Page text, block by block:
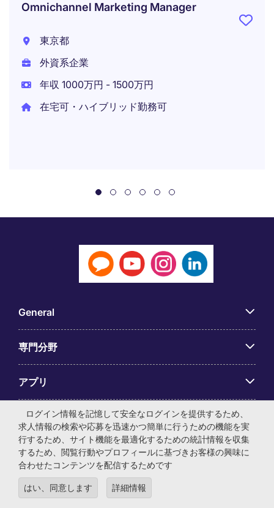
Omnichannel Marketing Manager
東京都
外資系企業
年収 1000万円 - 1500万円
在宅可・ハイブリッド勤務可
General
専門分野
アプリ
Employer Centre
© マイケル・ペイジ・インターナショナル・ジャパン株式会
社 法人番号：0104-01-043253 本社所在地：〒105-0001 東
ログイン情報を記憶して安全なログインを提供するため、
求人情報の検索や応募を迅速かつ簡単に行うための機能を実
行するため、サイト機能を最適化するための統計情報を収集
するため、閲覧行動やプロフィールに基づきお客様の興味に
合わせたコンテンツを配信するためです
はい、同意します 詳細情報